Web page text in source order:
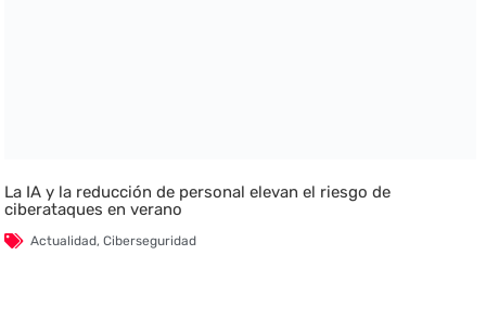
La IA y la reducción de personal elevan el riesgo de
ciberataques en verano
Actualidad,Ciberseguridad